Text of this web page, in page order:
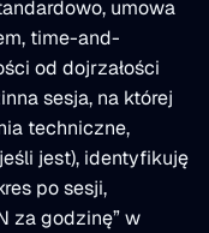
umowa
time-and-
od dojrzałości
sesja, na której
techniczne,
jest), identyfikuję
po sesji,
za godzinę” w